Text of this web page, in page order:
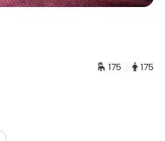
175 175